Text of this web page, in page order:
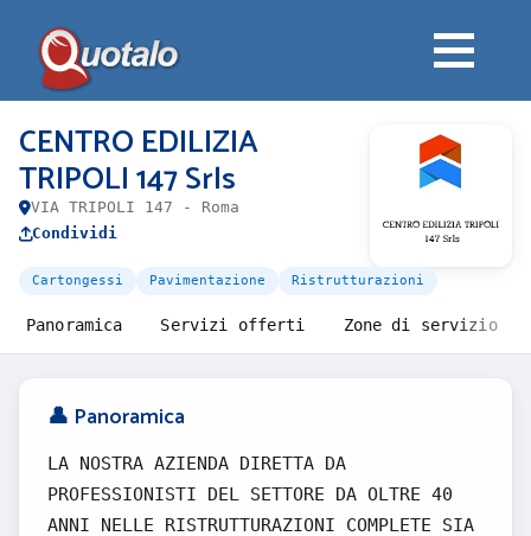
CENTRO EDILIZIA
TRIPOLI 147 Srls
VIA TRIPOLI 147 - Roma
Condividi
Cartongessi Pavimentazione Ristrutturazioni
Panoramica Servizi offerti Zone di servizio
👤 Panoramica
LA NOSTRA AZIENDA DIRETTA DA
PROFESSIONISTI DEL SETTORE DA OLTRE 40
ANNI NELLE RISTRUTTURAZIONI COMPLETE SIA